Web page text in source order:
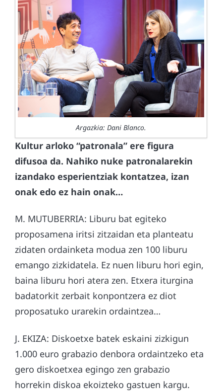
Argazkia: Dani Blanco.
Kultur arloko “patronala” ere figura
difusoa da. Nahiko nuke patronalarekin
izandako esperientziak kontatzea, izan
onak edo ez hain onak…
M. MUTUBERRIA: Liburu bat egiteko
proposamena iritsi zitzaidan eta planteatu
zidaten ordainketa modua zen 100 liburu
emango zizkidatela. Ez nuen liburu hori egin,
baina liburu hori atera zen. Etxera iturgina
badatorkit zerbait konpontzera ez diot
proposatuko urarekin ordaintzea…
J. EKIZA: Diskoetxe batek eskaini zizkigun
1.000 euro grabazio denbora ordaintzeko eta
gero diskoetxea egingo zen grabazio
horrekin diskoa ekoizteko gastuen kargu.